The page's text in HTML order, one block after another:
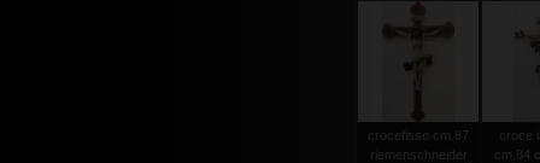
crocefisso cm.87
riemenschneider
croce
cm.84